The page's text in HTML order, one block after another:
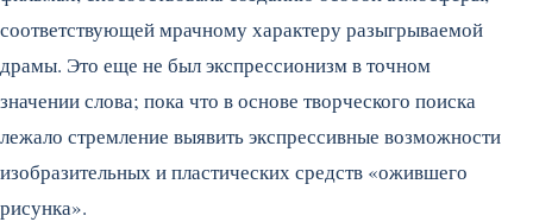
соответствующей мрачному характеру разыгрываемой
драмы. Это еще не был экспрессионизм в точном
значении слова; пока что в основе творческого поиска
лежало стремление выявить экспрессивные возможности
изобразительных и пластических средств «ожившего
рисунка».